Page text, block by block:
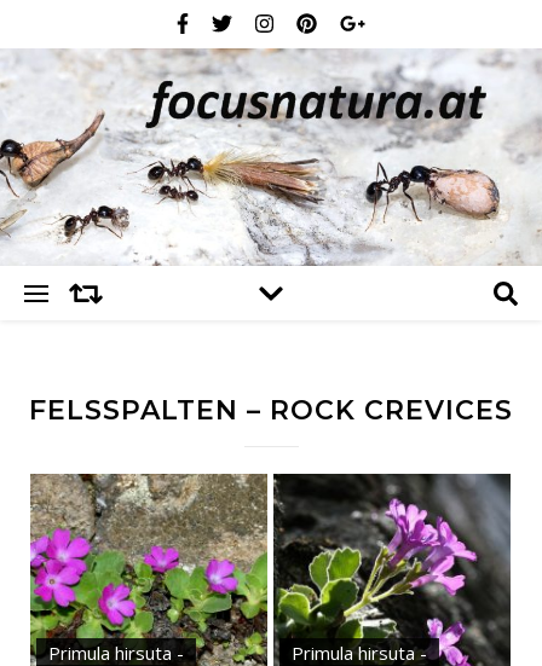
FELSSPALTEN – ROCK CREVICES
Primula hirsuta -
Primula hirsuta -